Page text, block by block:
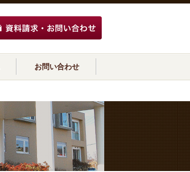
お問い合わせ